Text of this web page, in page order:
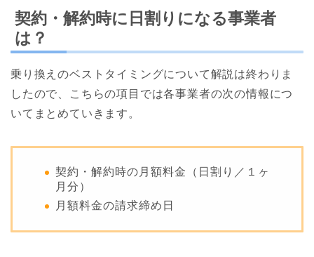
契約・解約時に日割りになる事業者
は？
乗り換えのベストタイミングについて解説は終わりま
したので、こちらの項目では各事業者の次の情報につ
いてまとめていきます。
契約・解約時の月額料金（日割り／１ヶ
月分）
月額料金の請求締め日